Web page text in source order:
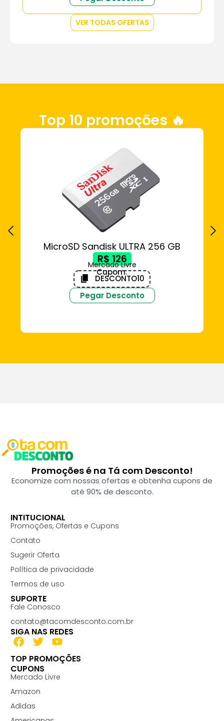
VER TODAS OFERTAS
Top 10 promoções 🔥
MicroSD Sandisk ULTRA 256 GB
R$ 126
Mercado Livre
Cupom:
DESCONTO10
Pegar Desconto
Promoções é na Tá com Desconto!
Economize com nossas ofertas e obtenha cupons de
até 90% de desconto.
INTITUCIONAL
Promoções, Ofertas e Cupons
Contato
Sugerir Oferta
Política de privacidade
Termos de uso
SUPORTE
Fale Conosco
contato@tacomdesconto.com.br
SIGA NAS REDES
TOP PROMOÇÕES
CUPONS
Mercado Livre
Amazon
Adidas